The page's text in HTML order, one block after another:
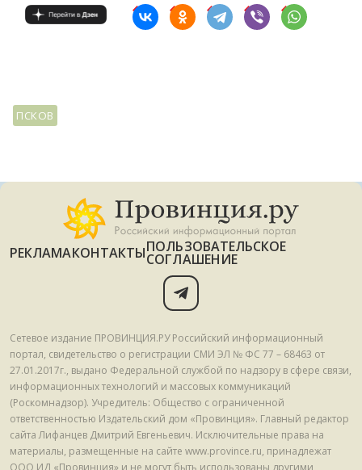
М
Ч
ПСКОВ
РЕКЛАМАКОНТАКТЫПОЛЬЗОВАТЕЛЬСКОЕ
СОГЛАШЕНИЕ
Сетевое издание ПРОВИНЦИЯ.РУ Российский информационный
портал, свидетельство о регистрации СМИ ЭЛ № ФС 77 – 68463 от
27.01.2017г., выдано Федеральной службой по надзору в сфере связи,
информационных технологий и массовых коммуникаций
(Роскомнадзор). Учредитель: Общество с ограниченной
ответственностью Издательский дом «Провинция». Главный редактор
сайта Лифанцев Дмитрий Евгеньевич. Исключительные права на
материалы, размещенные на сайте www.province.ru, принадлежат
ООО ИД «Провинция» и не могут быть использованы другими